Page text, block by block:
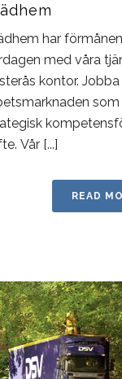
har
med våra
kontor.
som
Vår [...]
READ